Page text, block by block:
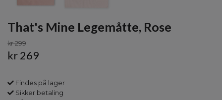
That's Mine Legemåtte, Rose
kr 299
kr 269
Findes på lager
Sikker betaling